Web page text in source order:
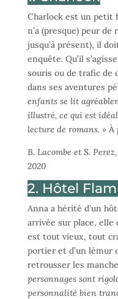
Charlock est un petit
n’a (presque) peur
jusqu’à présent), il
enquête. Qu’il
souris ou de trafic de
dans ses aventures
enfants se lit
illustré, ce qui est
lecture de romans. »À
B. Lacombe et S.
2020
2. Hôtel
Anna a hérité d’un
arrivée sur place, elle
est tout vieux, tout
portier et d’un lémur
retrousser les
personnages sont
personnalité bien